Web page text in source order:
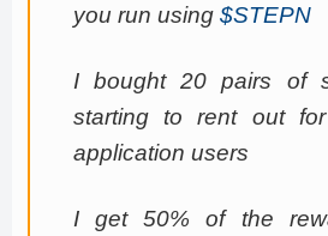
you run using $STEPN
I bought 20 pairs of
starting to rent out
application users
I get 50% of the